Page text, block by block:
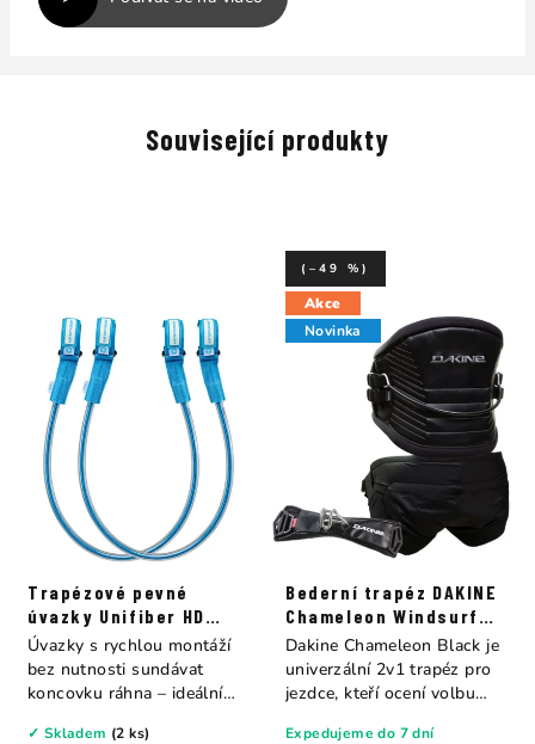
Související produkty
Trapézové pevné
úvazky Unifiber HD
Lines Quick
✓ Skladem (2 ks)
Úvazky s rychlou montáží
bez nutnosti sundávat
koncovku ráhna – ideální
Akce
Novinka
Bederní trapéz DAKINE
Chameleon Windsurf
Harness Black
(–49 %)
Expedujeme do 7 dní
Dakine Chameleon Black je
univerzální 2v1 trapéz pro
jezdce, kteří ocení volbu